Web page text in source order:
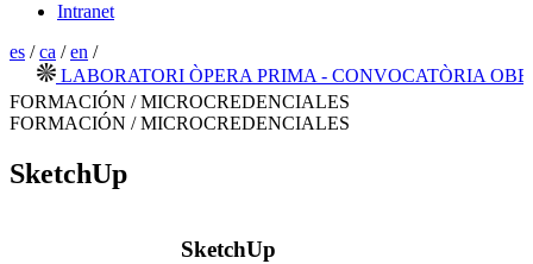
Intranet
es /ca /en /
LABORATORI ÒPERA PRIMA - CONVOCATÒRIA
FORMACIÓN / MICROCREDENCIALES
FORMACIÓN / MICROCREDENCIALES
SketchUp
SketchUp